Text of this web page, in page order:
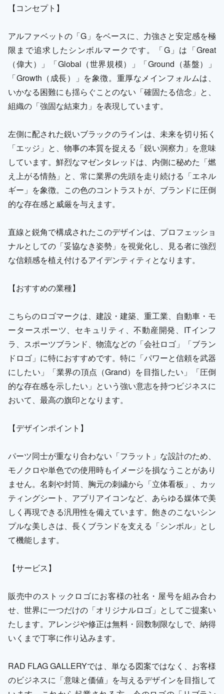
【コンセプト】
アルファベットの「G」をベースに、力強さと安定感を極
限まで追求したシンボルマークです。「G」は「Great
（偉大）」「Global（世界規模）」「Ground（基盤）」
「Growth（成長）」を象徴。重厚なメインフォルムは、
いかなる困難にも揺らぐことのない「確固たる信念」と、
組織の「強固な結束力」を表現しています。
左側に配された鋭いブラックのラインは、未来を切り拓く
「エッジ」と、物事の本質を捉える「鋭い洞察力」を意味
しています。鮮烈なマゼンタレッドは、内側に秘めた「燃
え上がる情熱」と、常に業界の先頭を走り続ける「エネル
ギー」を象徴。この色のコントラストが、ブランドに圧倒
的な存在感と威厳を与えます。
直線と鋭角で構成されたこのデザインは、プロフェッショ
ナルとしての「妥協なき姿勢」を視覚化し、見る者に強烈
な信頼感を植え付けるアイデンティティとなります。
【おすすめの業種】
こちらのロゴマークは、建設・建築、重工業、自動車・モ
ータースポーツ、セキュリティ、不動産開発、ITインフ
ラ、スポーツブランド、物流などの「会社ロゴ」「ブラン
ドロゴ」に特におすすめです。特に「パワーと信頼を武器
にしたい」「業界の頂点（Grand）を目指したい」「圧倒
的な存在感を示したい」という強い意志を持つビジネスに
おいて、最高の旗印となります。
【デザインポイント】
パーツ同士が重なり合わない「フラット」な設計のため、
モノクロや単色での使用時もイメージを損なうことがあり
ません。名刺や封筒、胸元の刺繍から「立体看板」、カッ
ティングシート、アプリアイコンなど、あらゆる媒体で美
しく再現できる汎用性を備えています。飽きのこないシン
プルな美しさは、長くブランドを支える「シンボル」とし
て機能します。
【サービス】
販売中のストックロゴにお客様の社名・屋号を組み合わ
せ、世界に一つだけの「オリジナルロゴ」としてご提案い
たします。アレンジや修正は無料・回数制限なしで、納得
いくまで丁寧に作り込みます。
RAD FLAG GALLERYでは、単なる図案ではなく、お客様
のビジネスに「意味と価値」を与えるデザインを目指して